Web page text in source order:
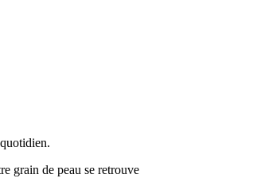
grain de peau se retrouve